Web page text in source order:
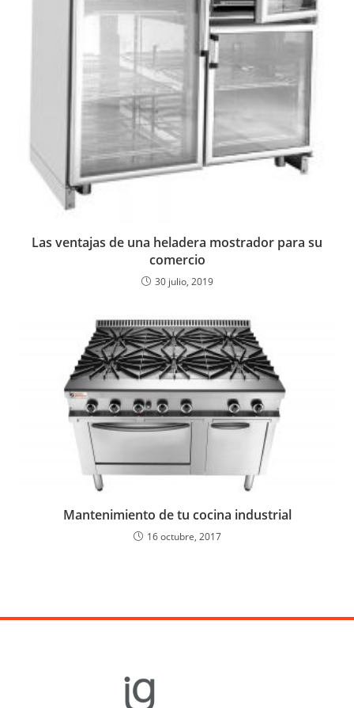
Las ventajas de una heladera mostrador para su
comercio
30 julio, 2019
Mantenimiento de tu cocina industrial
16 octubre, 2017